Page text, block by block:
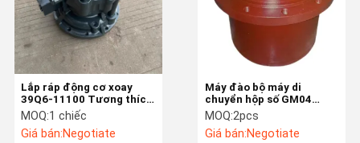
Máy đào bộ máy di
chuyển hộp số GM04
GM06 GM07 GM09 GM18
GM40
MOQ:2pcs
Giá bán:Negotiate
Lắp ráp động cơ xoay
39Q6-11100 Tương thích
với máy xúc Hyundai
HX210S HX220S R220LC-
9S
MOQ:1 chiếc
Giá bán:Negotiate